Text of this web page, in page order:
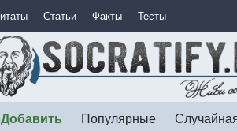
Статьи Факты Тесты
Популярные